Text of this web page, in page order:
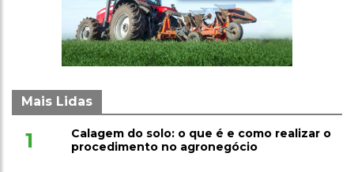
Mais Lidas
1
Calagem do solo: o que é e como realizar o
procedimento no agronegócio